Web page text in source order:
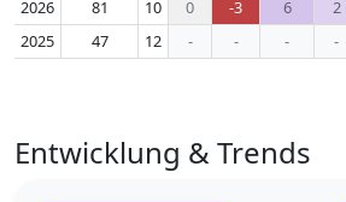
2026 81 10 0 -3 6 2
2025
47 12 - - - -
Entwicklung & Trends